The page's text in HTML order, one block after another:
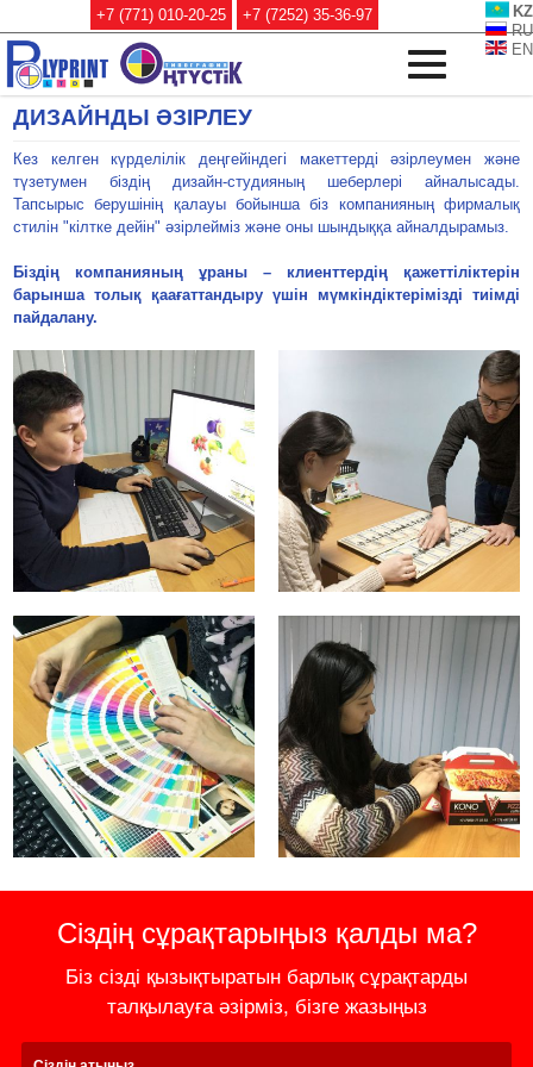
KZ
RU
EN
+7 (771) 010-20-25 +7 (7252) 35-36-97
ДИЗАЙНДЫ ӘЗІРЛЕУ
Кез келген күрделілік деңгейіндегі макеттерді әзірлеумен және
түзетумен біздің дизайн-студияның шеберлері айналысады.
Тапсырыс берушінің қалауы бойынша біз компанияның фирмалық
стилін "кілтке дейін" әзірлейміз және оны шындыққа айналдырамыз.
Біздің компанияның ұраны – клиенттердің қажеттіліктерін
барынша толық қаағаттандыру үшін мүмкіндіктерімізді тиімді
пайдалану.
Сіздің сұрақтарыңыз қалды ма?
Біз сізді қызықтыратын барлық сұрақтарды
талқылауға әзірміз, бізге жазыңыз